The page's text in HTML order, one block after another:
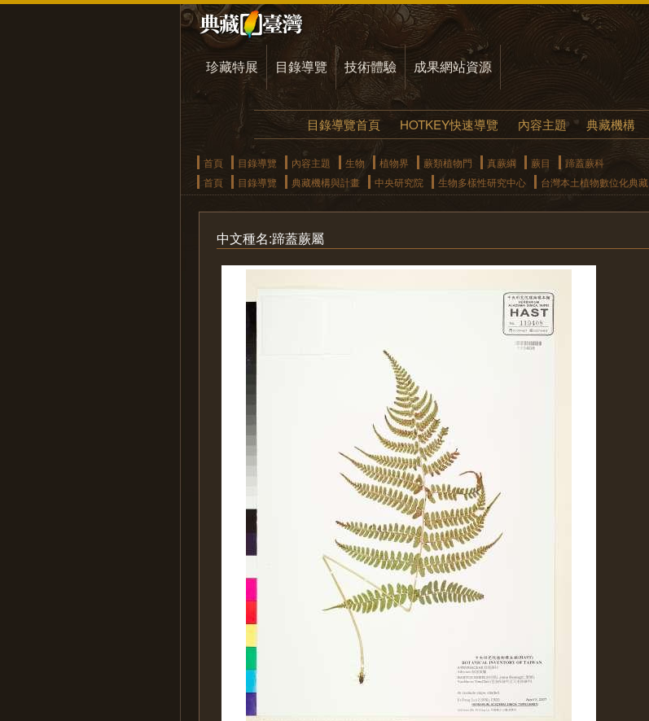
珍藏特展 目錄導覽 技術體驗 成果網站資源
目錄導覽首頁 HOTKEY快速導覽 內容主題 典藏機構
首頁 目錄導覽 內容主題 生物 植物界 蕨類植物門 真蕨綱 蕨目
蹄蓋蕨科
首頁
目錄導覽 典藏機構與計畫 中央研究院 生物多樣性研究中心 台灣本土植物數位化典藏
中文種名:蹄蓋蕨屬